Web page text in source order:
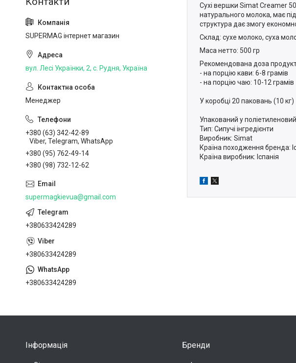
Сухі вершки Simat Creamer
натурального молока, має
структура дає змогу
Склад: сухе молоко, суха
Маса нетто: 500 гр
Рекомендована доза
- на порцію кави: 6-8 грамів
- на порцію чаю: 10-12 грамів
У коробці 20 паковань (10 кг)
Упакований у
Тип: Сипучі інгредієнти
Виробник: Simat
Країна походження бренда:
Країнавиробник: Іспанія
SUPERMAG інтернет магазин
вул. Лесі Українки, 2, с. Рудня, Україна
Менеджер
+380 (63) 342-42-89
Viber, Telegram, WhatsApp
+380 (95) 762-49-14
+380 (98) 732-12-62
supermagkievua@gmail.com
+380633424289
+380633424289
+380633424289
Інформація Бренди